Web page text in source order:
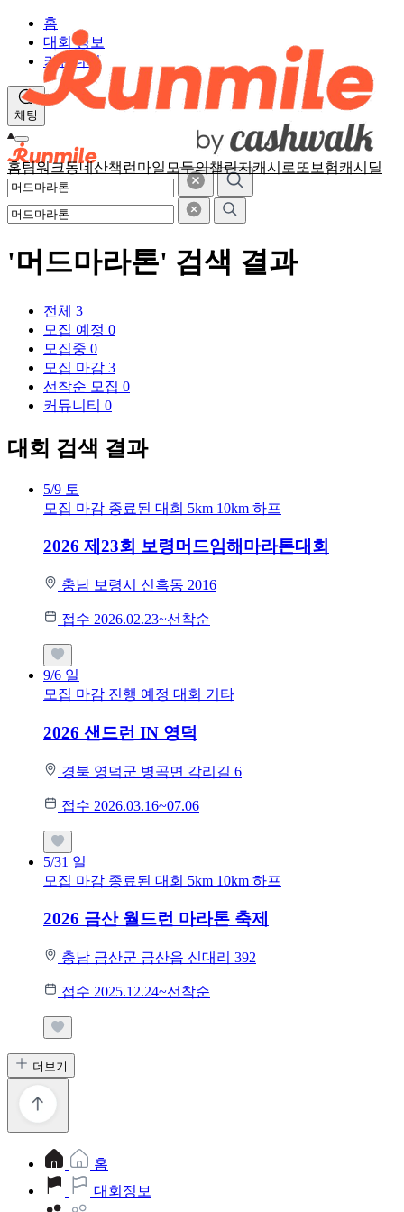
홈팀워크동네산책 런마일 모두의챌린지캐시로또 보험캐시딜
홈
대회 정보
커뮤니티
채팅
'머드마라톤' 검색 결과
전체 3
모집 예정 0
모집중 0
모집 마감 3
선착순 모집 0
커뮤니티 0
대회 검색 결과
5/9 토
모집 마감 종료된 대회 5km 10km 하프
2026 제23회 보령머드임해마라톤대회
충남 보령시 신흑동 2016
접수 2026.02.23~선착순
9/6 일
모집 마감 진행 예정 대회 기타
2026 샌드런 IN 영덕
경북 영덕군 병곡면 각리길 6
접수 2026.03.16~07.06
5/31 일
모집 마감 종료된 대회 5km 10km 하프
2026 금산 월드런 마라톤 축제
충남 금산군 금산읍 신대리 392
접수 2025.12.24~선착순
더보기
홈
대회정보